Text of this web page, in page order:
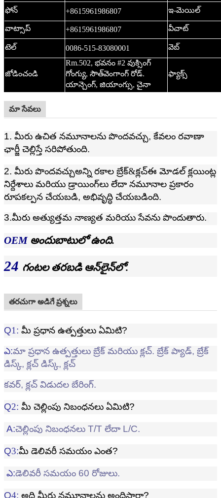
ఫోన్ +8615961986807 ఇ-మెయిల్
వాట్సాప్ +8615961986807 వీచాట్
టెల్ 0086-515-83080001 వెబ్
జోడించండి
Rm.502, భవనం #2 వుక్సింగ్
గోంగ్యు, సౌత్‌వెంగాంగ్ రోడ్.
యాన్చెంగ్, జియాంగ్సు, చైనా
ఫ్యాక్స్
మా సేవలు
1. మీరు ఉచిత నమూనాలను పొందవచ్చు, కేవలం రవాణా
ఛార్జీ చెల్లిస్తే సరిపోతుంది.
2. మీరు పొందవచ్చుఅన్ని రకాల బ్రేక్&క్లచ్ఈ మోడల్ క్లయింట్ల
నిర్దేశాలు మరియు డ్రాయింగ్‌లు లేదా నమూనాల ప్రకారం
రూపకల్పన చేయబడి, అభివృద్ధి చేయబడింది.
3.మీరు అత్యుత్తమ నాణ్యత మరియు సేవను పొందుతారు.
OEM అందుబాటులో ఉంది.
24 గంటల తరబడి ఆన్‌లైన్‌లో.
తరచుగా అడిగే ప్రశ్నలు
Q1 : మీ ప్రధాన ఉత్పత్తులు ఏమిటి?
ఎ:మా ప్రధాన ఉత్పత్తులు బ్రేక్ మరియు క్లచ్. బ్రేక్ ప్యాడ్, బ్రేక్
డిస్క్, క్లచ్ డిస్క్, క్లచ్
కవర్, క్లచ్ విడుదల బేరింగ్.
Q2: మీ చెల్లింపు నిబంధనలు ఏమిటి?
A:చెల్లింపు నిబంధనలు T/T లేదా L/C.
Q3:మీ డెలివరీ సమయం ఎంత?
ఎ:డెలివరీ సమయం 60 రోజులు.
Q4: అది మీరు నమూనాలను అందిస్తారా?